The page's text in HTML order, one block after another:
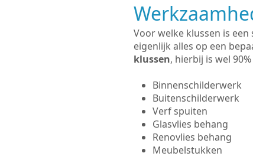
Voor welke klussen is
eigenlijk alles op een
klussen, hierbij is wel
Binnenschilderwerk
Buitenschilderwerk
Verf spuiten
Glasvlies behang
Renovlies behang
Meubelstukken